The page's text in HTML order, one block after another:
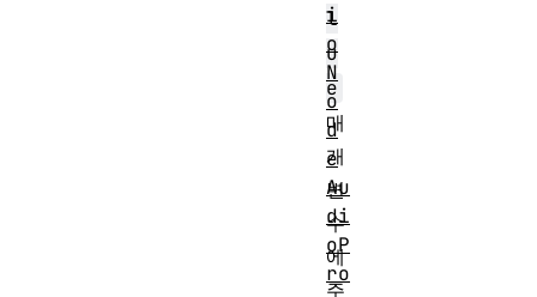
l
u
e
매
개
변
수
에
주
i
o
N
o
d
e
Au
di
oP
ro